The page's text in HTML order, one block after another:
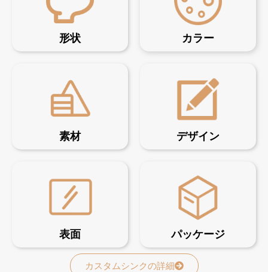
形状 カラー
素材 デザイン
表面 パッケージ
カスタムシンクの詳細